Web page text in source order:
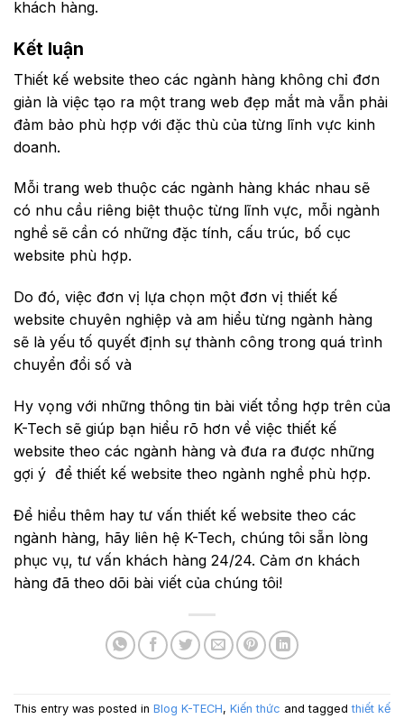
khách hàng.
Kết luận
Thiết kế website theo các ngành hàng không chỉ đơn
giản là việc tạo ra một trang web đẹp mắt mà vẫn phải
đảm bảo phù hợp với đặc thù của từng lĩnh vực kinh
doanh.
Mỗi trang web thuộc các ngành hàng khác nhau sẽ
có nhu cầu riêng biệt thuộc từng lĩnh vực, mỗi ngành
nghề sẽ cần có những đặc tính, cấu trúc, bố cục
website phù hợp.
Do đó, việc đơn vị lựa chọn một đơn vị thiết kế
website chuyên nghiệp và am hiểu từng ngành hàng
sẽ là yếu tố quyết định sự thành công trong quá trình
chuyển đổi số và
Hy vọng với những thông tin bài viết tổng hợp trên của
K-Tech sẽ giúp bạn hiểu rõ hơn về việc thiết kế
website theo các ngành hàng và đưa ra được những
gợi ý để thiết kế website theo ngành nghề phù hợp.
Để hiểu thêm hay tư vấn thiết kế website theo các
ngành hàng, hãy liên hệ K-Tech, chúng tôi sẵn lòng
phục vụ, tư vấn khách hàng 24/24. Cảm ơn khách
hàng đã theo dõi bài viết của chúng tôi!
This entry was posted in Blog K-TECH, Kiến thức and taggedthiết kế